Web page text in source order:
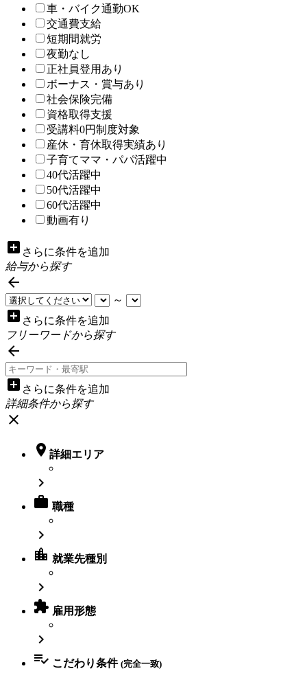
車・バイク通勤OK
交通費支給
短期間就労
夜勤なし
正社員登用あり
ボーナス・賞与あり
社会保険完備
資格取得支援
受講料0円制度対象
産休・育休取得実績あり
子育てママ・パパ活躍中
40代活躍中
50代活躍中
60代活躍中
動画有り
add_box さらに条件を追加
給与から探す

～
add_box さらに条件を追加
フリーワードから探す

add_box さらに条件を追加
詳細条件から探す
close
 詳細エリア

 職種

location_city 就業先種別

 雇用形態

 こだわり条件 (完全一致)